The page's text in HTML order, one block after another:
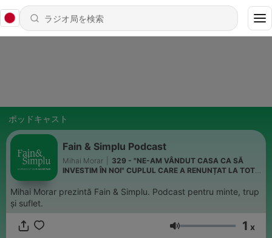
ポッドキャスト
Fain & Simplu Podcast
Mihai Morar
329 - "NE-AM VÂNDUT CASA CA SĂ
INVESTIM ÎN NOI" CUPLUL CARE A RENUNȚAT LA TOT
Mihai Morar prezintă Fain & Simplu. Podcast pentru minte, trup
și suflet.
音量 1 x